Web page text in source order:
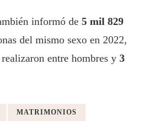
informó de 5 mil 829
del mismo sexo en 2022,
realizaron entre hombres y 3
MATRIMONIOS